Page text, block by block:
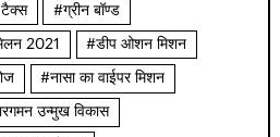
टैक्स #ग्रीन बॉण्ड
2021 #डीप ओशन मिशन
#नासा का वाईपर मिशन
उन्मुख विकास